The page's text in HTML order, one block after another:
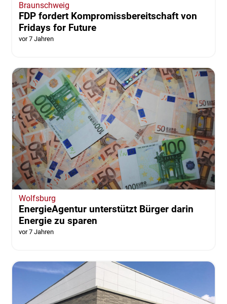
Braunschweig
FDP fordert Kompromissbereitschaft von
Fridays for Future
vor 7 Jahren
Wolfsburg
EnergieAgentur unterstützt Bürger darin
Energie zu sparen
vor 7 Jahren